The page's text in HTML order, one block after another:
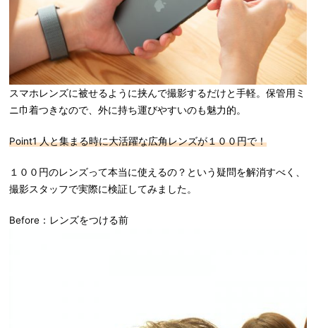
スマホレンズに被せるように挟んで撮影するだけと手軽。保管用ミ
ニ巾着つきなので、外に持ち運びやすいのも魅力的。
Point1人と集まる時に大活躍な広角レンズが１００円で！
１００円のレンズって本当に使えるの？という疑問を解消すべく、
撮影スタッフで実際に検証してみました。
Before：レンズをつける前